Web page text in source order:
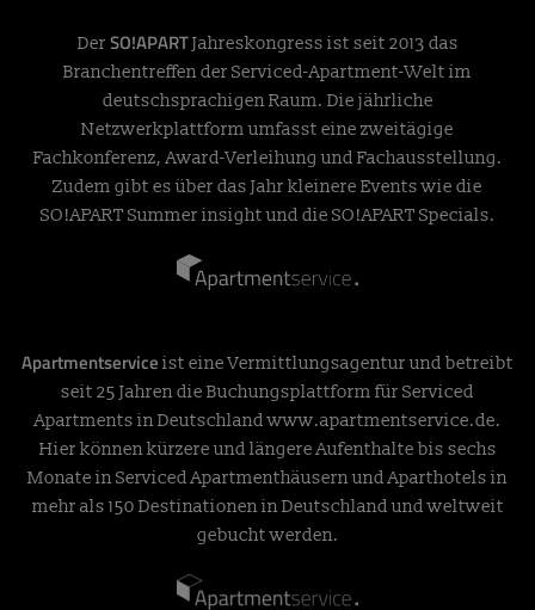
Der SO!APARTJahreskongress ist seit 2013 das
Branchentreffen der Serviced-Apartment-Welt im
deutschsprachigen Raum. Die jährliche
Netzwerkplattform umfasst eine zweitägige
Fachkonferenz, Award-Verleihung und Fachausstellung.
Zudem gibt es über das Jahr kleinere Events wie die
SO!APART Summer insight und die SO!APART Specials.
Apartmentservice ist eine Vermittlungsagentur und betreibt
seit 25 Jahren die Buchungsplattform für Serviced
Apartments in Deutschlandwww.apartmentservice.de.
Hier können kürzere und längere Aufenthalte bis sechs
Monate in Serviced Apartmenthäusern und Aparthotels in
mehr als 150 Destinationen in Deutschland und weltweit
gebucht werden.